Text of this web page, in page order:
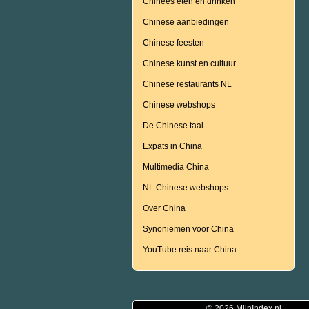
Chinese aanbiedingen
Chinese feesten
Chinese kunst en cultuur
Chinese restaurants NL
Chinese webshops
De Chinese taal
Expats in China
Multimedia China
NL Chinese webshops
Over China
Synoniemen voor China
YouTube reis naar China